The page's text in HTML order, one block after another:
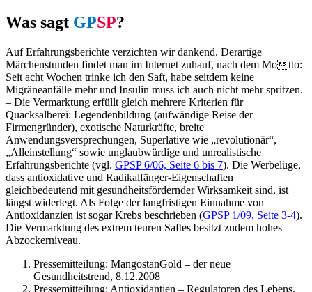
Was sagt GPSP?
Auf Erfahrungsberichte verzichten wir dankend. Derartige
Märchenstunden findet man im Internet zuhauf, nach dem Motto:
Seit acht Wochen trinke ich den Saft, habe seitdem keine
Migräneanfälle mehr und Insulin muss ich auch nicht mehr spritzen.
– Die Vermarktung erfüllt gleich mehrere Kriterien für
Quacksalberei: Legendenbildung (aufwändige Reise der
Firmengründer), exotische Naturkräfte, breite
Anwendungsversprechungen, Superlative wie „revolutionär“,
„Alleinstellung“ sowie unglaubwürdige und unrealistische
Erfahrungsberichte (vgl. GPSP 6/06, Seite 6 bis 7). Die Werbelüge,
dass antioxidative und Radikalfänger-Eigenschaften
gleichbedeutend mit gesundheitsfördernder Wirksamkeit sind, ist
längst widerlegt. Als Folge der langfristigen Einnahme von
Antioxidanzien ist sogar Krebs beschrieben (GPSP 1/09, Seite 3-4).
Die Vermarktung des extrem teuren Saftes besitzt zudem hohes
Abzockerniveau.
Pressemitteilung: MangostanGold – der neue
Gesundheitstrend, 8.12.2008
Pressemitteilung: Antioxidantien – Regulatoren des Lebens.